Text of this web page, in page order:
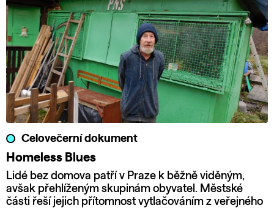
Celovečerní dokument
Homeless Blues
Lidé bez domova patří v Praze k běžně viděným,
avšak přehlíženým skupinám obyvatel. Městské
části řeší jejich přítomnost vytlačováním z veřejného